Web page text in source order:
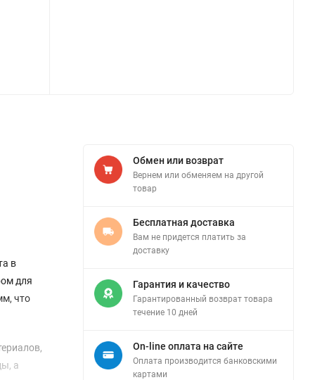
в
для
что
а
Обмен или возврат
Вернем или обменяем на другой
товар
Бесплатная доставка
Вам не придется платить за
доставку
Гарантия и качество
Гарантированный возврат товара
течение 10 дней
On-line оплата на сайте
Оплата производится банковскими
картами